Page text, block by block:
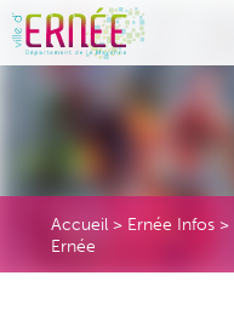
Accueil > Ernée Infos >
Ernée